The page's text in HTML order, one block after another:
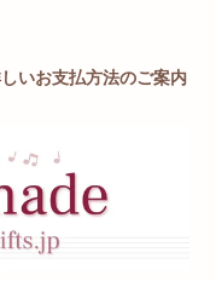
いお支払方法のご案内